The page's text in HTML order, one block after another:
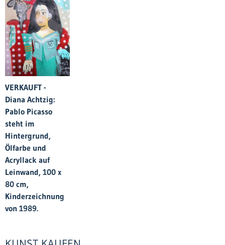
VERKAUFT -
Diana Achtzig:
Pablo Picasso
steht im
Hintergrund,
Ölfarbe und
Acryllack auf
Leinwand, 100 x
80 cm,
Kinderzeichnung
von 1989.